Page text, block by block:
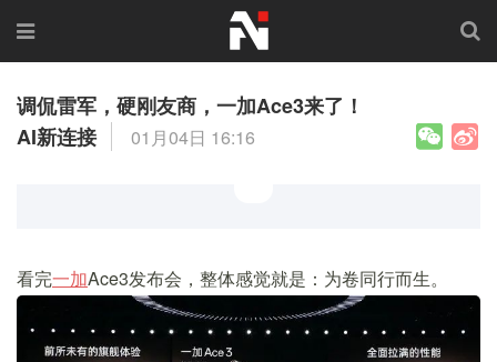
调侃雷军，硬刚友商，一加Ace3来了！
AI新连接
01月04日 16:16
看完一加Ace3发布会，整体感觉就是：为卷同行而生。